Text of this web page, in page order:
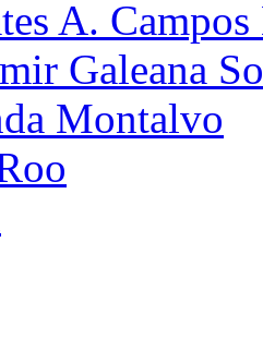
A.
Galeana
Montalvo